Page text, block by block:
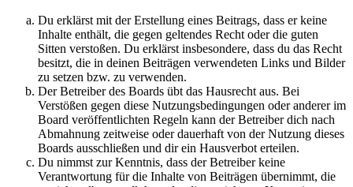
Du erklärst mit der Erstellung eines Beitrags, dass er keine
Inhalte enthält, die gegen geltendes Recht oder die guten
Sitten verstoßen. Du erklärst insbesondere, dass du das Recht
besitzt, die in deinen Beiträgen verwendeten Links und Bilder
zu setzen bzw. zu verwenden.
Der Betreiber des Boards übt das Hausrecht aus. Bei
Verstößen gegen diese Nutzungsbedingungen oder anderer im
Board veröffentlichten Regeln kann der Betreiber dich nach
Abmahnung zeitweise oder dauerhaft von der Nutzung dieses
Boards ausschließen und dir ein Hausverbot erteilen.
Du nimmst zur Kenntnis, dass der Betreiber keine
Verantwortung für die Inhalte von Beiträgen übernimmt, die